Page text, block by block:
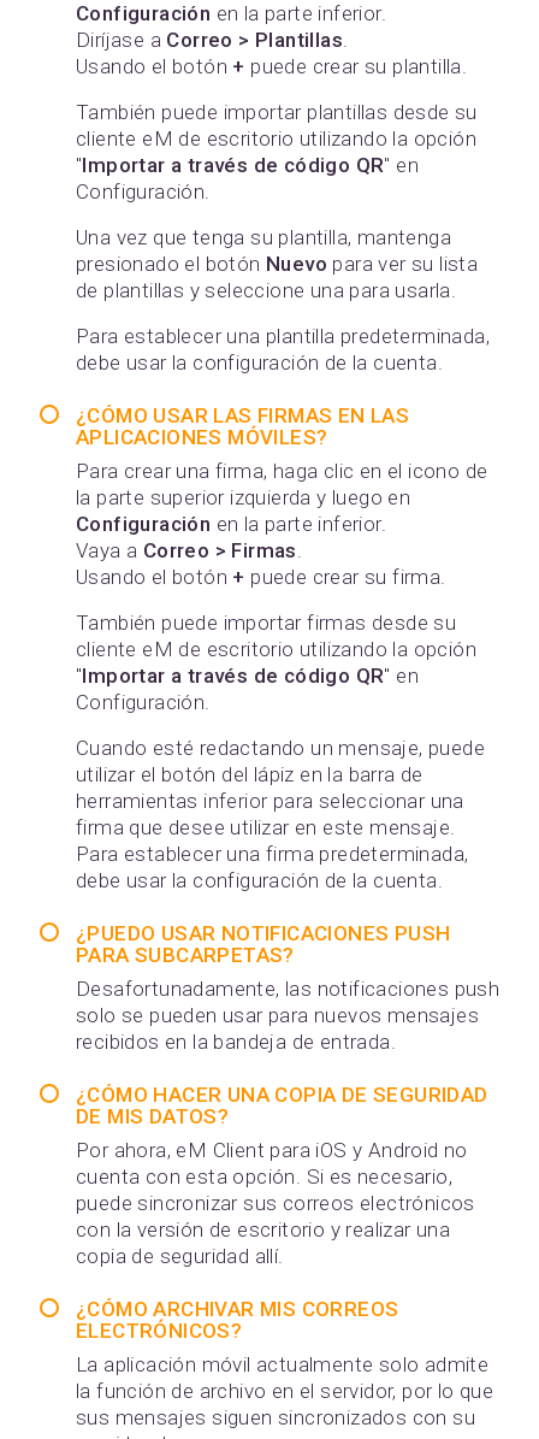
Configuración en la parte inferior.
Diríjase a Correo > Plantillas.
Usando el botón + puede crear su plantilla.
También puede importar plantillas desde su
cliente eM de escritorio utilizando la opción
"Importar a través de código QR" en
Configuración.
Una vez que tenga su plantilla, mantenga
presionado el botón Nuevo para ver su lista
de plantillas y seleccione una para usarla.
Para establecer una plantilla predeterminada,
debe usar la configuración de la cuenta.
¿CÓMO USAR LAS FIRMAS EN LAS
APLICACIONES MÓVILES?
Para crear una firma, haga clic en el icono de
la parte superior izquierda y luego en
Configuración en la parte inferior.
Vaya a Correo > Firmas.
Usando el botón + puede crear su firma.
También puede importar firmas desde su
cliente eM de escritorio utilizando la opción
"Importar a través de código QR" en
Configuración.
Cuando esté redactando un mensaje, puede
utilizar el botón del lápiz en la barra de
herramientas inferior para seleccionar una
firma que desee utilizar en este mensaje.
Para establecer una firma predeterminada,
debe usar la configuración de la cuenta.
¿PUEDO USAR NOTIFICACIONES PUSH
PARA SUBCARPETAS?
Desafortunadamente, las notificaciones push
solo se pueden usar para nuevos mensajes
recibidos en la bandeja de entrada.
¿CÓMO HACER UNA COPIA DE SEGURIDAD
DE MIS DATOS?
Por ahora, eM Client para iOS y Android no
cuenta con esta opción. Si es necesario,
puede sincronizar sus correos electrónicos
con la versión de escritorio y realizar una
copia de seguridad allí.
¿CÓMO ARCHIVAR MIS CORREOS
ELECTRÓNICOS?
La aplicación móvil actualmente solo admite
la función de archivo en el servidor, por lo que
sus mensajes siguen sincronizados con su